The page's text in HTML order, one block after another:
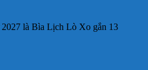
là Bìa Lịch Lò Xo gắn 13